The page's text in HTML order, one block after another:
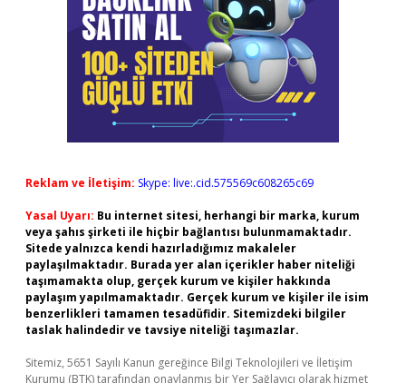
Reklam ve İletişim: Skype: live:.cid.575569c608265c69
Yasal Uyarı: Bu internet sitesi, herhangi bir marka, kurum
veya şahıs şirketi ile hiçbir bağlantısı bulunmamaktadır.
Sitede yalnızca kendi hazırladığımız makaleler
paylaşılmaktadır. Burada yer alan içerikler haber niteliği
taşımamakta olup, gerçek kurum ve kişiler hakkında
paylaşım yapılmamaktadır. Gerçek kurum ve kişiler ile isim
benzerlikleri tamamen tesadüfidir. Sitemizdeki bilgiler
taslak halindedir ve tavsiye niteliği taşımazlar.
Sitemiz, 5651 Sayılı Kanun gereğince Bilgi Teknolojileri ve İletişim
Kurumu (BTK) tarafından onaylanmış bir Yer Sağlayıcı olarak hizmet